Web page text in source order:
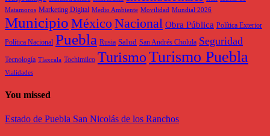
Matamoros Marketing Digital Medio Ambiente Movilidad Mundial 2026
Municipio MéxicoNacional Obra Pública Política Exterior
Política Nacional Puebla Rusia Salud San Andrés Cholula Seguridad
Tecnología Tlaxcala Tochimilco TurismoTurismo Puebla
Vialidades
You missed
Estado de Puebla San Nicolás de los Ranchos